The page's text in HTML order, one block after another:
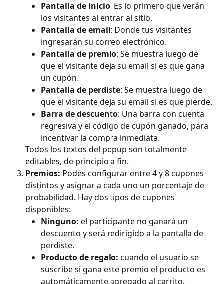
Pantalla de inicio: Es lo primero que verán
los visitantes al entrar al sitio.
Pantalla de email: Donde tus visitantes
ingresarán su correo electrónico.
Pantalla de premio: Se muestra luego de
que el visitante deja su email si es que gana
un cupón.
Pantalla de perdiste: Se muestra luego de
que el visitante deja su email si es que pierde.
Barra de descuento: Una barra con cuenta
regresiva y el código de cupón ganado, para
incentivar la compra inmediata.
Todos los textos del popup son totalmente
editables, de principio a fin.
Premios: Podés configurar entre 4 y 8 cupones
distintos y asignar a cada uno un porcentaje de
probabilidad. Hay dos tipos de cupones
disponibles:
Ninguno: el participante no ganará un
descuento y será redirigido a la pantalla de
perdiste.
Producto de regalo: cuando el usuario se
suscribe si gana este premio el producto es
automáticamente agregado al carrito.